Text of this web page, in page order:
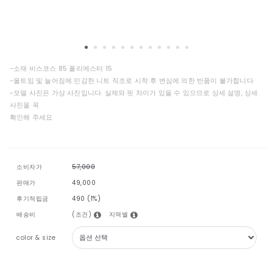
-소재 비스코스 85 폴리에스터 15
-올트임 및 늘어짐에 민감한 니트 직조로 시착 후 변심에 의한 반품이 불가합니다
-모델 사진은 가상 사진입니다. 실제와 핏 차이가 있을 수 있으므로 상세 설명, 상세
사진을 꼭
확인해 주세요
소비자가
57,000
판매가
49,000
후기적립금
490 (1%)
배송비
(조건) 지역별
color & size